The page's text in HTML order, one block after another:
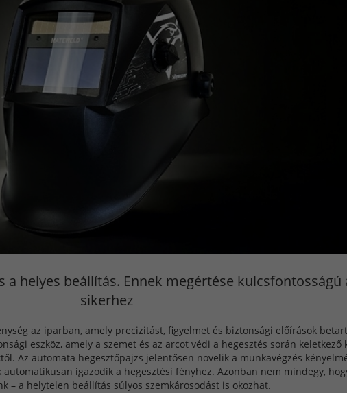
a helyes beállítás. Ennek megértése kulcsfontosságú
sikerhez
az iparban, amely precizitást, figyelmet és biztonsági előírások
eszköz, amely a szemet és az arcot védi a hegesztés során keletkező
Az automata hegesztőpajzs jelentősen növelik a munkavégzés
igazodik a hegesztési fényhez. Azonban nem mindegy,
– a helytelen beállítás súlyos szemkárosodást is okozhat.